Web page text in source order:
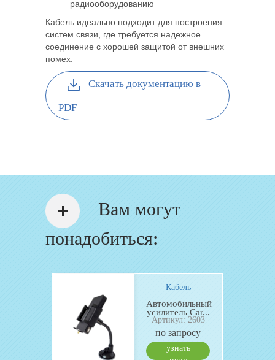
радиооборудованию
Кабель идеально подходит для построения
систем связи, где требуется надежное
соединение с хорошей защитой от внешних
помех.
Скачать документацию в
PDF
Вам могут
понадобиться:
Кабель
Автомобильный
усилитель Car...
Артикул: 2603
по запросу
узнать